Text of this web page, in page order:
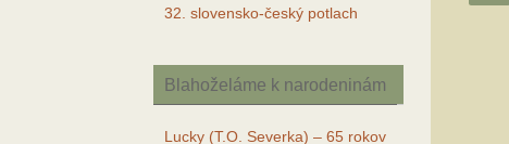
32. slovensko-český potlach
Blahoželáme k narodeninám
Lucky (T.O. Severka) – 65 rokov